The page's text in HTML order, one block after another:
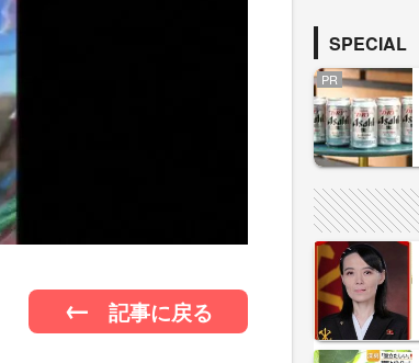
記事に戻る
SPECIAL
PR